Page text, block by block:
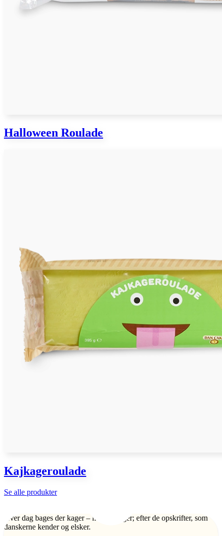
Halloween Roulade
Kajkageroulade
Se alle produkter
Hver dag bages der kager – mange kager; efter de opskrifter, som
danskerne kender og elsker.